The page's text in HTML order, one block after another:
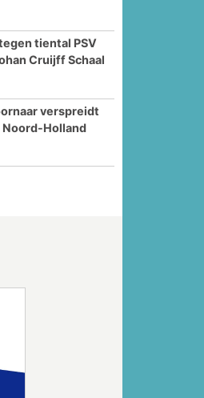
tiental PSV
Cruijff Schaal
verspreidt
Noord-Holland